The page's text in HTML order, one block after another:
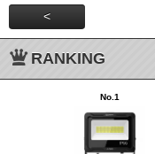
<
RANKING
No.1